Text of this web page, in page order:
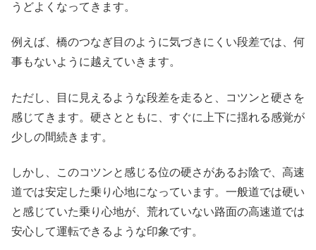
うどよくなってきます。
例えば、橋のつなぎ目のように気づきにくい段差では、何
事もないように越えていきます。
ただし、目に見えるような段差を走ると、コツンと硬さを
感じてきます。硬さとともに、すぐに上下に揺れる感覚が
少しの間続きます。
しかし、このコツンと感じる位の硬さがあるお陰で、高速
道では安定した乗り心地になっています。一般道では硬い
と感じていた乗り心地が、荒れていない路面の高速道では
安心して運転できるような印象です。